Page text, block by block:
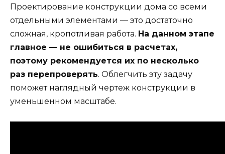
Проектирование конструкции дома со всеми
отдельными элементами — это достаточно
сложная, кропотливая работа. На данном этапе
главное — не ошибиться в расчетах,
поэтому рекомендуется их по несколько
раз перепроверять. Облегчить эту задачу
поможет наглядный чертеж конструкции в
уменьшенном масштабе.